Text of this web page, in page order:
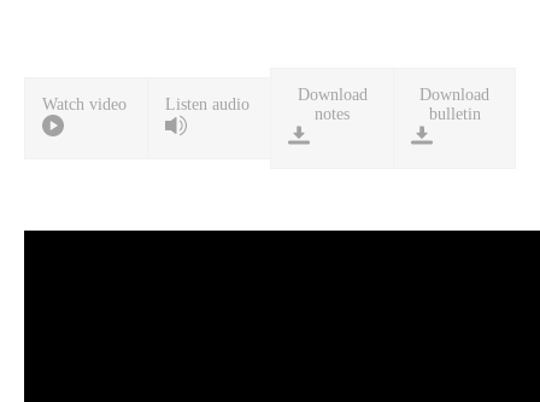
Watch video Listen audio
Download
notes
Download
bulletin